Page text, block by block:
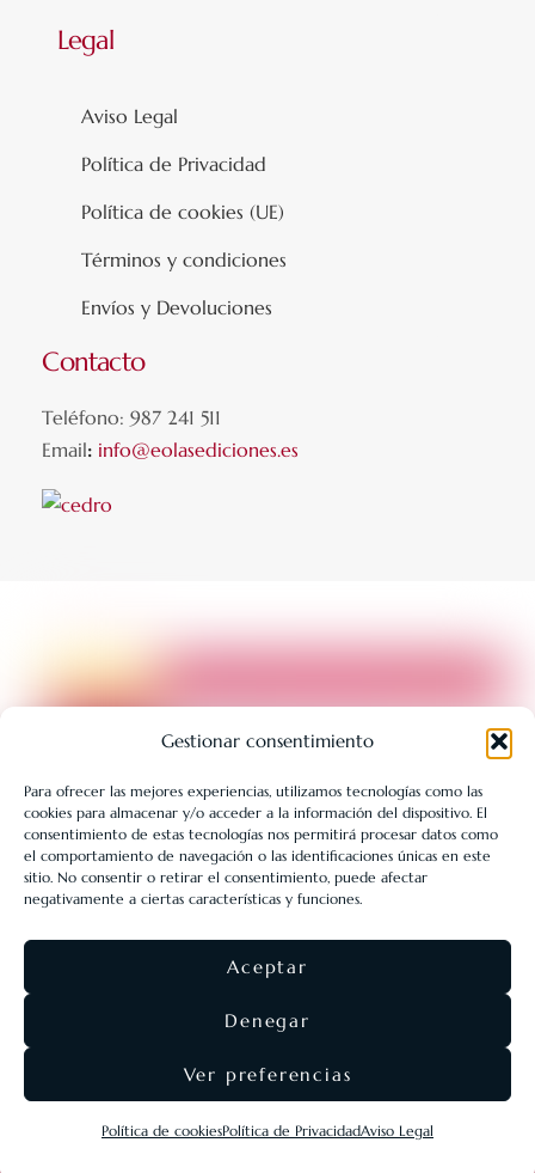
Gestionar consentimiento
Para ofrecer las mejores experiencias, utilizamos tecnologías como las
cookies para almacenar y/o acceder a la información del dispositivo. El
consentimiento de estas tecnologías nos permitirá procesar datos como
el comportamiento de navegación o las identificaciones únicas en este
sitio. No consentir o retirar el consentimiento, puede afectar
negativamente a ciertas características y funciones.
Aceptar
Denegar
Ver preferencias
Política de cookiesPolítica de PrivacidadAviso Legal
Legal
Aviso Legal
Política de Privacidad
Política de cookies (UE)
Términos y condiciones
Envíos y Devoluciones
Contacto
Teléfono: 987 241 511
Email: info@eolasediciones.es
LIBRERÍA UNIVERSITARIA LEÓN 1980 SLL ha sido beneficiaria
de Fondos Europeos, cuyo objetivo es la mejora de la
competitividad de las PYMES, y gracias al cual ha puesto en
marcha un Plan de Acción con el objetivo de reforzar la
digitalización y la competitividad de las pymes durante el año
2025. Para ello ha contado con el apoyo del Programa Pyme
Digital de la Cámara de Comercio de León.
Eolas Ediciones2026 ·SEO & diseño webAgencia